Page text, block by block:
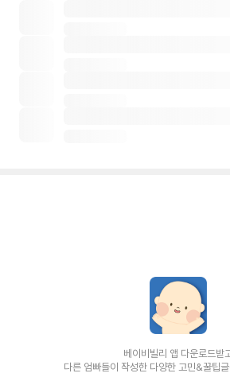
베이비빌리 앱 다운로드받
다른 엄빠들이 작성한 다양한 고민&꿀팁